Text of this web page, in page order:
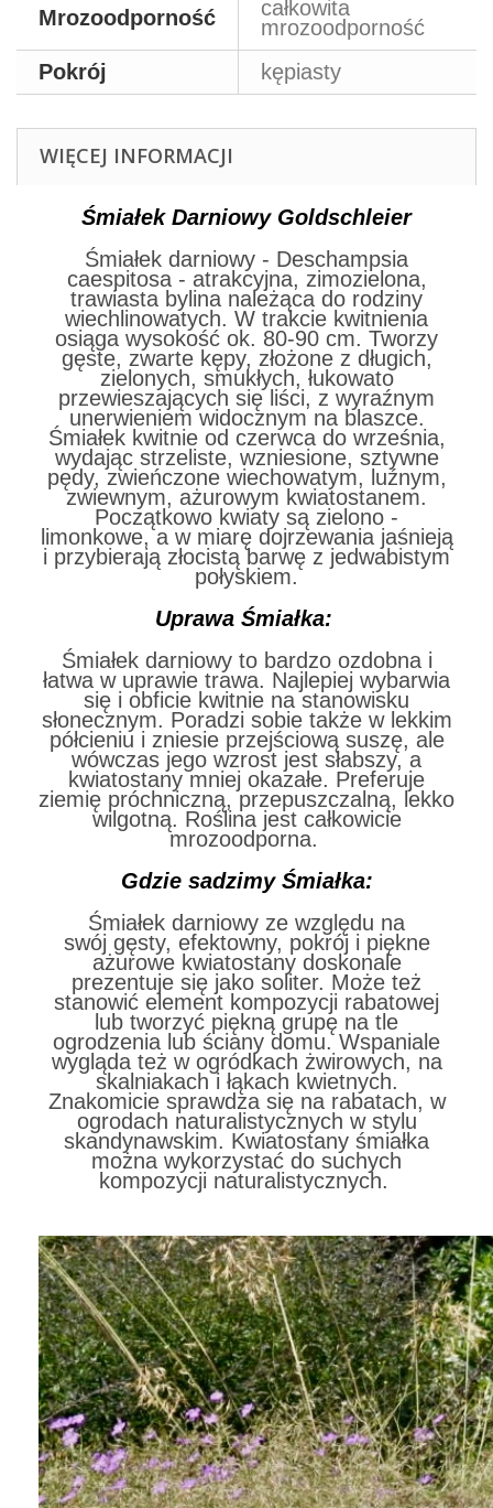
Mrozoodporność
całkowita
mrozoodporność
Pokrój
kępiasty
WIĘCEJ INFORMACJI
Śmiałek Darniowy Goldschleier
Śmiałek darniowy - Deschampsia
caespitosa - atrakcyjna, zimozielona,
trawiasta bylina należąca do rodziny
wiechlinowatych. W trakcie kwitnienia
osiąga wysokość ok. 80-90 cm. Tworzy
gęste, zwarte kępy, złożone z długich,
zielonych, smukłych, łukowato
przewieszających się liści, z wyraźnym
unerwieniem widocznym na blaszce.
Śmiałek kwitnie od czerwca do września,
wydając strzeliste, wzniesione, sztywne
pędy, zwieńczone wiechowatym, luźnym,
zwiewnym, ażurowym kwiatostanem.
Początkowo kwiaty są zielono -
limonkowe, a w miarę dojrzewania jaśnieją
i przybierają złocistą barwę z jedwabistym
połyskiem.
Uprawa Śmiałka:
Śmiałek darniowy to bardzo ozdobna i
łatwa w uprawie trawa. Najlepiej wybarwia
się i obficie kwitnie na stanowisku
słonecznym. Poradzi sobie także w lekkim
półcieniu i zniesie przejściową suszę, ale
wówczas jego wzrost jest słabszy, a
kwiatostany mniej okazałe. Preferuje
ziemię próchniczną, przepuszczalną, lekko
wilgotną. Roślina jest całkowicie
mrozoodporna.
Gdzie sadzimy Śmiałka:
Śmiałek darniowy ze względu na
swój gęsty, efektowny, pokrój i piękne
ażurowe kwiatostany doskonale
prezentuje się jako soliter. Może też
stanowić element kompozycji rabatowej
lub tworzyć piękną grupę na tle
ogrodzenia lub ściany domu. Wspaniale
wygląda też w ogródkach żwirowych, na
skalniakach i łąkach kwietnych.
Znakomicie sprawdza się na rabatach, w
ogrodach naturalistycznych w stylu
skandynawskim. Kwiatostany śmiałka
można wykorzystać do suchych
kompozycji naturalistycznych.